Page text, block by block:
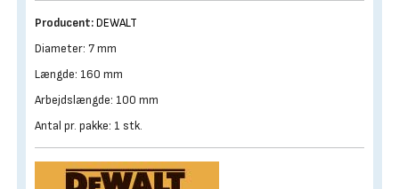
Producent:DEWALT
Diameter: 7 mm
Længde: 160 mm
Arbejdslængde: 100 mm
Antal pr. pakke: 1 stk.